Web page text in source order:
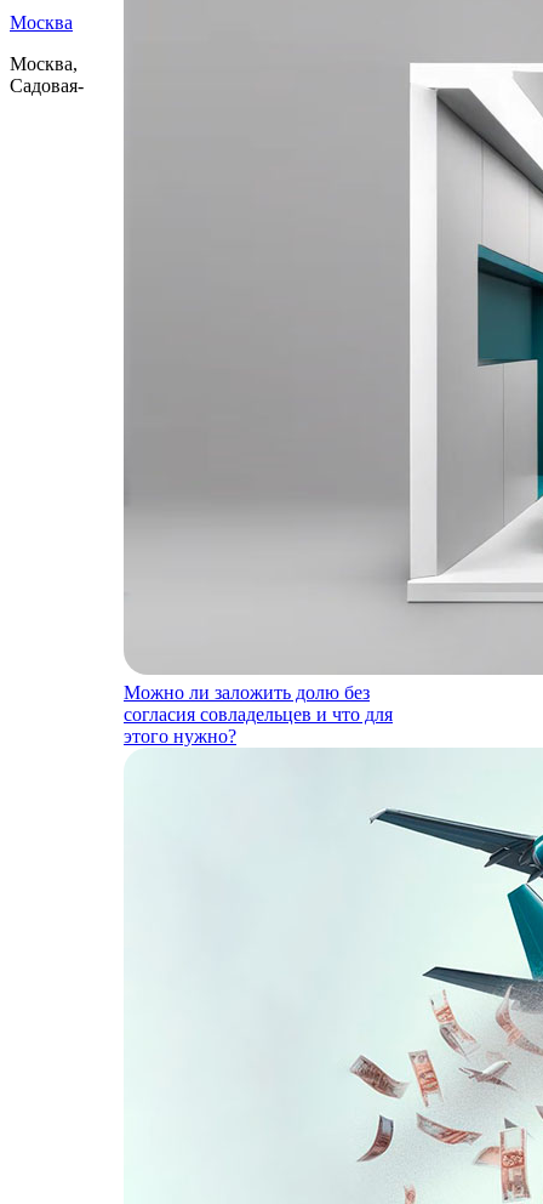
Можно ли заложить долю без
согласия совладельцев и что для
этого нужно?
Москва
Москва,
Садовая-